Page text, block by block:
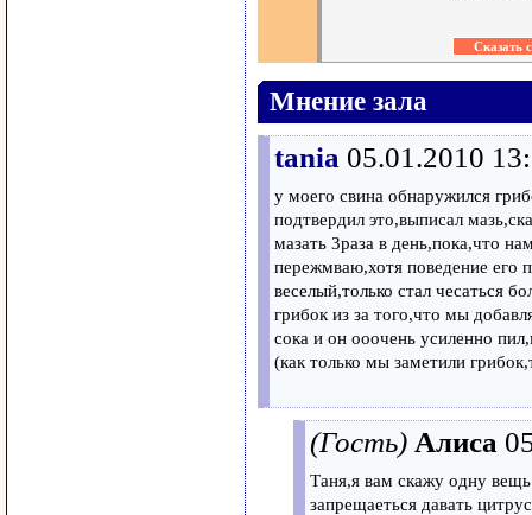
Мнение зала
tania 05.01.2010
у моего свина обнаружился
подтвердил это,выписал
мазать 3раза в день,пока,что
пережмваю,хотя поведение его
веселый,только стал чесаться
грибок из за того,что мы
сока и он ооочень усиленно
(как только мы заметили
(Гость) Алиса
Таня,я вам скажу одну
запрещаеться давать